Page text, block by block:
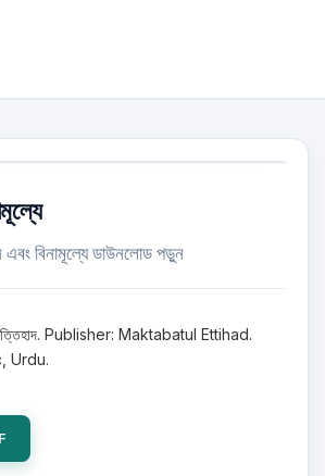
বিনামূল্যে ডাউনলোড পড়ুন
Publisher: Maktabatul Ettihad.
Urdu.